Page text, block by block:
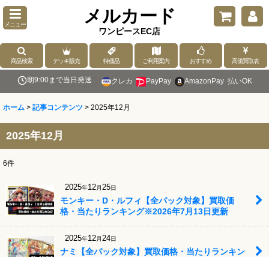
メニュー メルカード
ワンピースEC店
商品検索 デッキ販売 特価品 ご利用案内 おすすめ 高価買取表
朝9:00まで当日発送 クレカ PayPay AmazonPay 払いOK
ホーム > 記事コンテンツ > 2025年12月
2025年12月
6件
2025年12月25日
モンキー・D・ルフィ【全パック対象】買取価
格・当たりランキング※2026年7月13日更新
2025年12月24日
ナミ【全パック対象】買取価格・当たりランキン